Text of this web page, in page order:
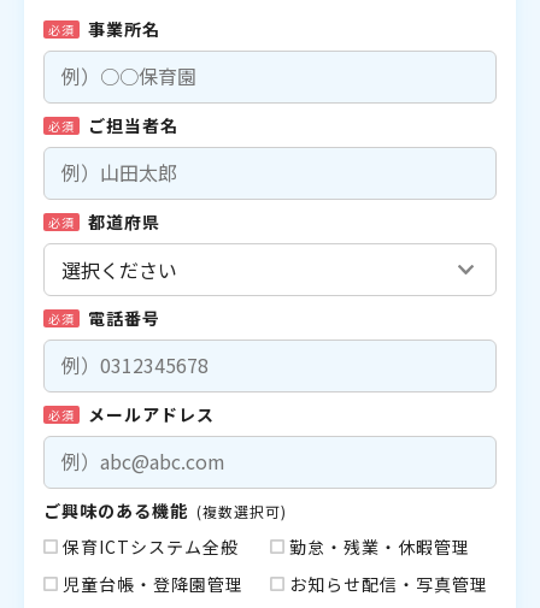
必須 事業所名
必須 ご担当者名
必須 都道府県
必須 電話番号
必須 メールアドレス
ご興味のある機能 (複数選択可)
保育ICTシステム全般
勤怠・残業・休暇管理
児童台帳・登降園管理
お知らせ配信・写真管理